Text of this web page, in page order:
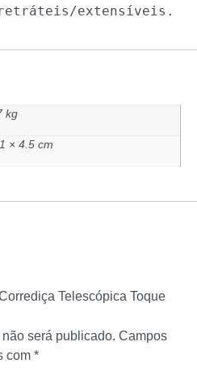
extensíveis.
kg
× 4.5 cm
Telescópica Toque
será publicado. Campos
com *